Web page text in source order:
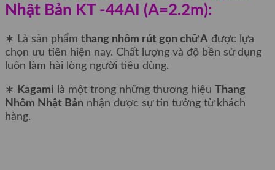
Nhật Bản KT -44AI (A=2.2m):
∗ Là sản phẩm thang nhôm rút gọn chữ A được lựa
chọn ưu tiên hiện nay. Chất lượng và độ bền sử dụng
luôn làm hài lòng người tiêu dùng.
∗ Kagami là một trong những thương hiệu Thang
Nhôm Nhật Bản nhận được sự tin tưởng từ khách
hàng.